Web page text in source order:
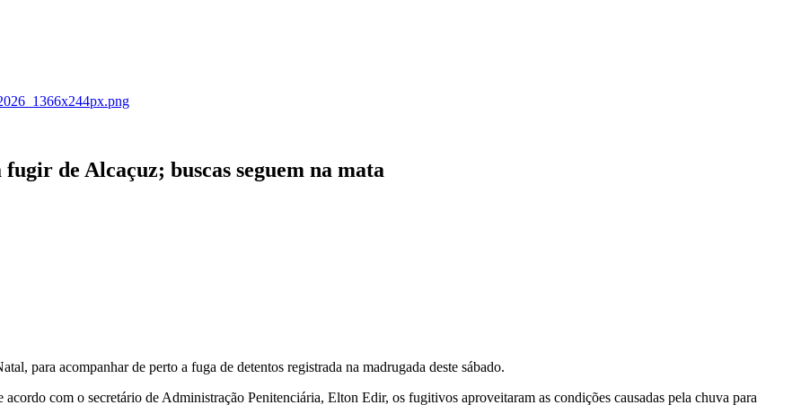
de Alcaçuz; buscas seguem na mata
para acompanhar de perto a fuga de detentos registrada na madrugada deste sábado.
com o secretário de Administração Penitenciária, Elton Edir, os fugitivos aproveitaram as condições causadas pela chuva para